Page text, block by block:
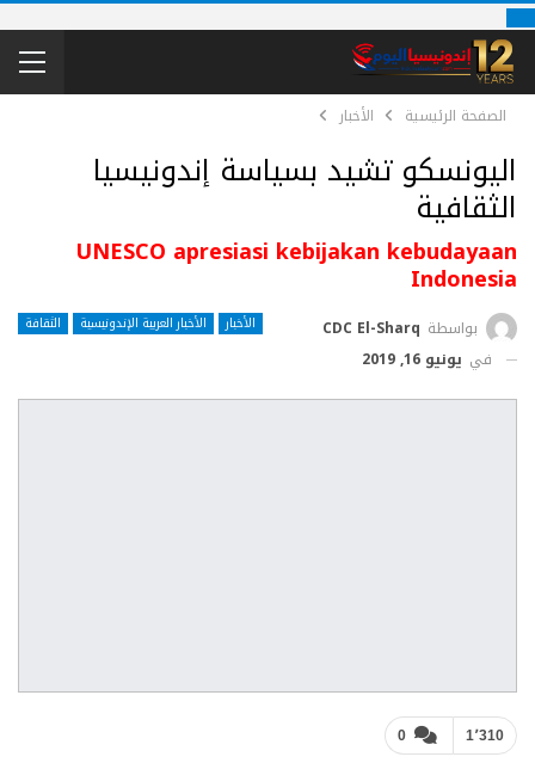
الصفحة الرئيسية الأخبار
اليونسكو تشيد بسياسة إندونيسيا
الثقافية
UNESCO apresiasi kebijakan kebudayaan
Indonesia
الأخبار الأخبار العربية الإندونيسية الثقافة بواسطة CDC El-Sharq
في يونيو 16, 2019
0 1٬310